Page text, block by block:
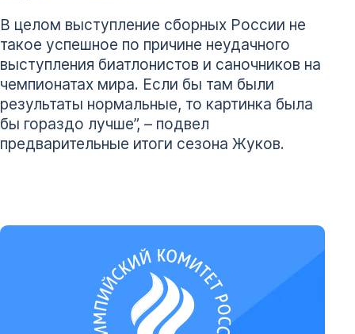
В целом выступление сборных России не
такое успешное по причине неудачного
выступления биатлонистов и саночников на
чемпионатах мира. Если бы там были
результаты нормальные, то картинка была
бы гораздо лучше”, – подвел
предварительные итоги сезона Жуков.